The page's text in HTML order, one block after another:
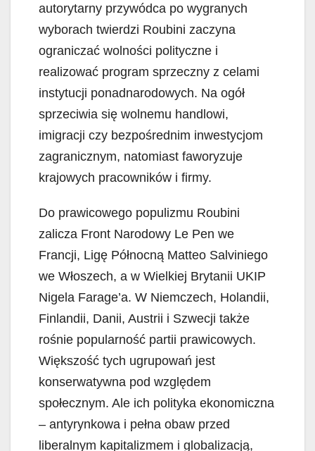
autorytarny przywódca po wygranych
wyborach twierdzi Roubini zaczyna
ograniczać wolności polityczne i
realizować program sprzeczny z celami
instytucji ponadnarodowych. Na ogół
sprzeciwia się wolnemu handlowi,
imigracji czy bezpośrednim inwestycjom
zagranicznym, natomiast faworyzuje
krajowych pracowników i firmy.
Do prawicowego populizmu Roubini
zalicza Front Narodowy Le Pen we
Francji, Ligę Północną Matteo Salviniego
we Włoszech, a w Wielkiej Brytanii UKIP
Nigela Farage’a. W Niemczech, Holandii,
Finlandii, Danii, Austrii i Szwecji także
rośnie popularność partii prawicowych.
Większość tych ugrupowań jest
konserwatywna pod względem
społecznym. Ale ich polityka ekonomiczna
– antyrynkowa i pełna obaw przed
liberalnym kapitalizmem i globalizacją,